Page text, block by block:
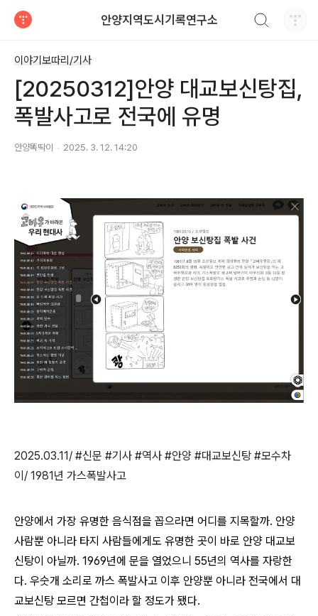
안양지역도시기록연구소
이야기보따리/기사
[20250312]안양 대교보신탕집,
폭발사고로 전국에 유명
안양똑딱이 2025. 3. 12. 14:20
2025.03.11/ #신문 #기사 #역사 #안양 #대교보신탕 #모수차
이/ 1981년 가스폭발사고
안양에서 가장 유명한 음식점을 꼽으라면 어디를 지목할까. 안양
사람뿐 아니라 타지 사람들에게도 유명한 곳이 바로 안양 대교보
신탕이 아닐까. 1969년에 문을 열었으니 55년의 역사를 자랑한
다. 우숫개 소리로 까스 폭발사고 이후 안양뿐 아니라 전국에서 대
교보신탕 모르면 간첩이라 할 정도가 됐다.